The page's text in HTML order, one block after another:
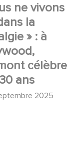
ne vivons
la
» : à
célèbre
ans
2025